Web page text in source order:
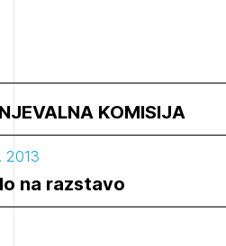
KOMISIJA
2013
na razstavo